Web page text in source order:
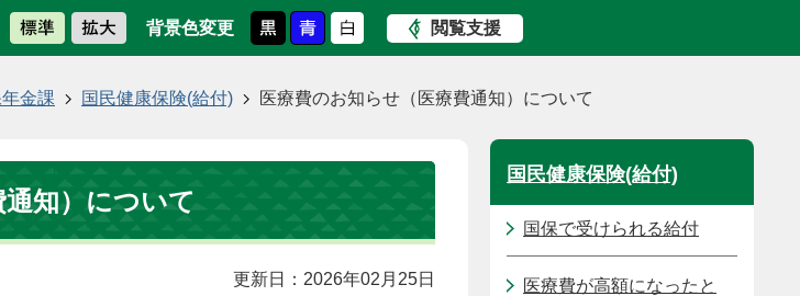
背景色変更 閲覧支援
金課 国民健康保険(給付) 医療費のお知らせ（医療費通知）について
知）について
更新日：2026年02月25日
国民健康保険(給付)
国保で受けられる給付
医療費が高額になったと